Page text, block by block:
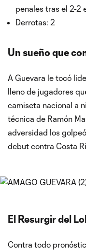
penales tras el 2-2
Derrotas: 2
Un sueño que
A Guevara le tocó
lleno de jugadores
camiseta nacional a
técnica de Ramón
adversidad los
debut contra Costa
El Resurgir del
Contra todo